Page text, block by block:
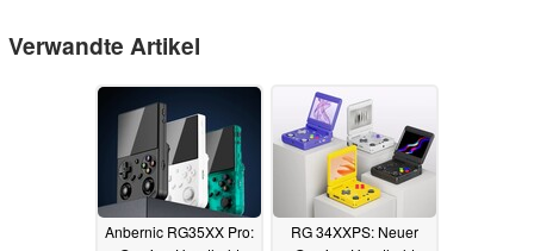
Verwandte Artikel
Anbernic RG35XX Pro:
RG 34XXPS: Neuer